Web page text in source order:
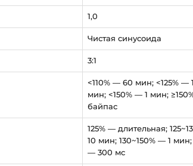
1,0
Чистая синусоида
3:1
<110% — 60 мин; <125% —
мин; <150% — 1 мин;
байпас
125% — длительная;
10 мин; 130~150% — 1 мин;
— 300 мс